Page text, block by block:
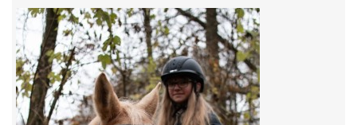
NÁHRADNÍ TERMÍN BRIGÁDY PRO TY KTEŘÍ SE
NEDOSTAVILI NA PODZIMNÍ BRIGÁDU
ČLENOVÉ RYCHVALDU 2023